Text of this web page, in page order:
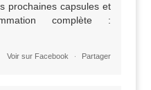
prochaines capsules et
complète :
Voir sur Facebook · Partager